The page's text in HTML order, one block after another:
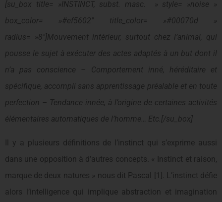
[su_box title= »INSTINCT, subst. masc. » style= »noise »
box_color= »#ef5602″ title_color= »#00070d »
radius= »8″]Mouvement intérieur, surtout chez l’animal, qui
pousse le sujet à exécuter des actes adaptés à un but dont il
n’a pas conscience – Comportement inné, héréditaire et
spécifique, accompli sans apprentissage préalable et en toute
perfection – Tendance innée, à l’origine de certaines activités
élémentaires automatiques de l’homme… Etc.[/su_box]
Il y a plusieurs définitions de l’instinct qui s’exprime aussi
dans une opposition à d’autres concepts. « Instinct et raison,
marque de deux natures » nous dit Pascal [1]. L’instinct défie
alors l’intelligence qui implique abstraction et imagination